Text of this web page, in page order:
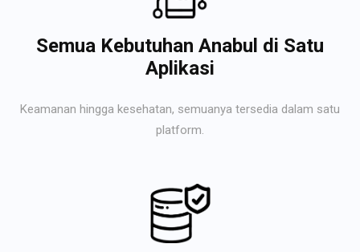
Semua Kebutuhan Anabul di Satu
Aplikasi
Keamanan hingga kesehatan, semuanya tersedia dalam satu
platform.